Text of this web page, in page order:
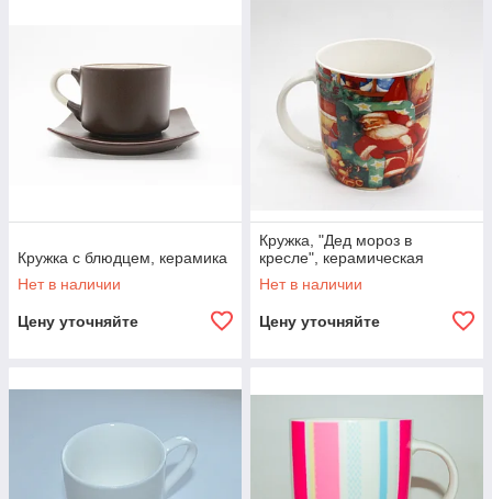
Кружка с блюдцем, керамика
Нет в наличии
Цену уточняйте
Кружка, "Дед мороз в
кресле", керамическая
Нет в наличии
Цену уточняйте